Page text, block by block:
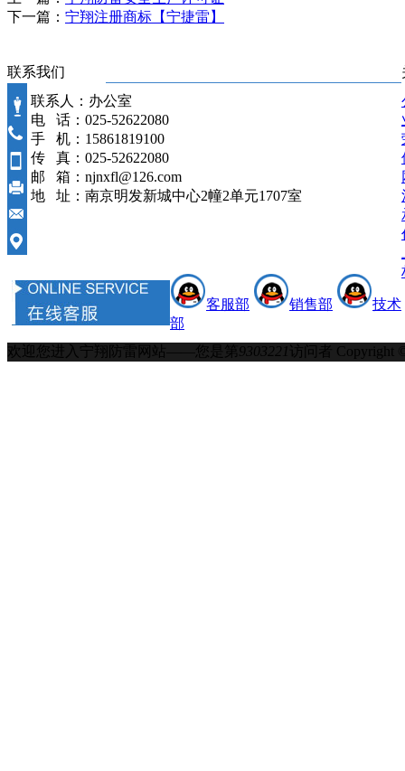
下一篇： 宁翔注册商标【宁捷雷】
联系我们
联系人：办公室
电 话：025-52622080
手 机：15861819100
传 真：025-52622080
邮 箱：njnxfl@126.com
地 址：南京明发新城中心2幢2单元1707室
客服部 销售部
技术
部
欢迎您进入宁翔防雷网站——您是第 9303221 访问者 Copyright